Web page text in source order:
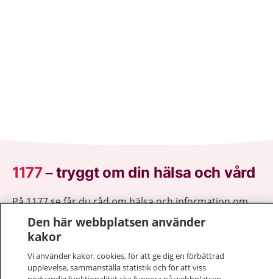
1177–tryggt om din hälsa och vård
På 1177.se får du råd om hälsa och information om
sjukdomar och vilka mottagningar du kan kontakta.
Logga in för att läsa din journal och göra dina
vårdärenden. Ring telefonnummer 1177 för
sjukvårdsrådgivning dygnet runt.
1177 ger dig råd när du vill må bättre.
Den här webbplatsen använder
kakor
Vi använder kakor, cookies, för att ge dig en förbättrad
upplevelse, sammanställa statistik och för att viss